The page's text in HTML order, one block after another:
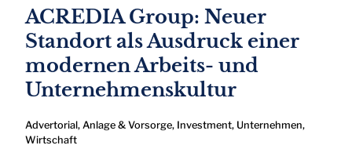
ACREDIA Group: Neuer
Standort als Ausdruck einer
modernen Arbeits- und
Unternehmenskultur
Advertorial, Anlage & Vorsorge, Investment, Unternehmen,
Wirtschaft